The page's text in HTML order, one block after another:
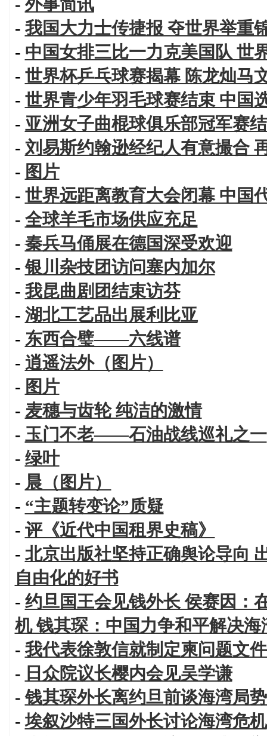
- 外事简讯
- 我国大力士传捷报 夺世界举重
- 中国女排三比一力克美国队 世
- 世界杯乒乓球赛揭幕 陈龙灿马
- 世界青少年羽毛球赛结束 中国
- 亚洲女子曲棍球俱乐部冠军赛
- 刘易斯约翰逊经纪人有意撮合
- 图片
- 世界远距离教育大会闭幕 中国
- 全球羊毛市场供应充足
-秦兵马俑展在德国深受欢迎
-银川杂技团访问塞内加尔
- 我昆曲剧团结束访芬
- 湖北工艺品出展利比亚
- 东西合璧——六线谱
- 逍遥法外（图片）
- 图片
- 麦穗与齿轮 纯洁的激情
- 玉门不老——石油战线巡礼之一
- 绿叶
- 晨（图片）
- “主题转变论”质疑
- 评《近代中国租界史稿》
- 北京出版社坚持正确舆论导向
自由化的好书
- 约旦国王会见钱外长 侯赛因：
机 钱其琛：中国力争和平解决
- 我代表徐敦信就制定柬问题文
- 日众院议长樱内会见吴学谦
-钱其琛外长离约旦前谈海湾局
-埃叙沙特三国外长讨论海湾危机